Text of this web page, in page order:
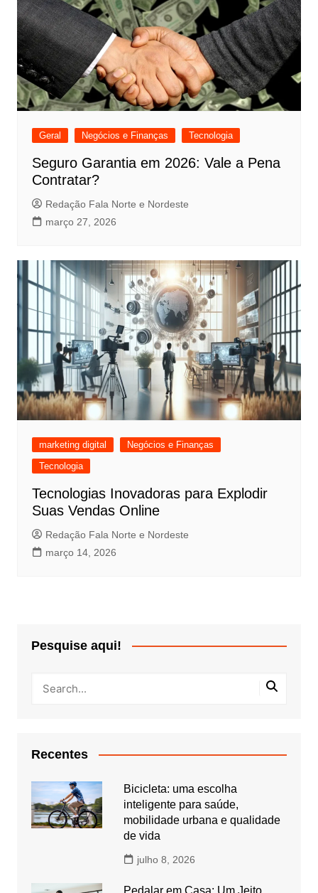
Geral Negócios e Finanças Tecnologia
Seguro Garantia em 2026: Vale a Pena
Contratar?
Redação Fala Norte e Nordeste
março 27, 2026
marketing digital
Negócios e Finanças
Tecnologia
Tecnologias Inovadoras para Explodir
Suas Vendas Online
Redação Fala Norte e Nordeste
março 14, 2026
Pesquise aqui!
Recentes
Bicicleta: uma escolha
inteligente para saúde,
mobilidade urbana e qualidade
de vida
julho 8, 2026
Pedalar em Casa: Um Jeito